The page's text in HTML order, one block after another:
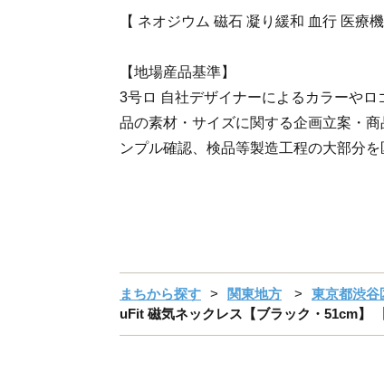
【 ネオジウム 磁石 凝り緩和 血行 医療
【地場産品基準】
3号ロ 自社デザイナーによるカラーや
品の素材・サイズに関する企画立案・
ンプル確認、検品等製造工程の大部分を
まちから探す 関東地方 東京都渋谷
uFit 磁気ネックレス【ブラック・51cm】